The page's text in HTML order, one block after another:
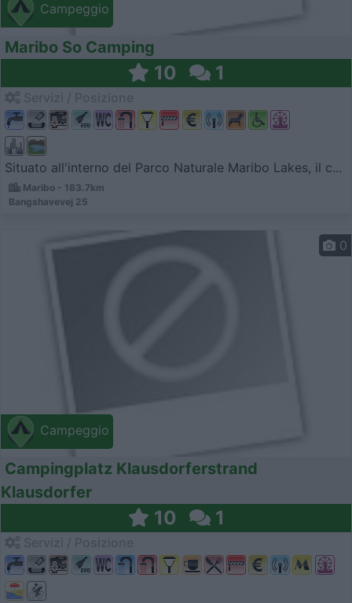
Campeggio
Maribo So Camping
10 1
Situato all'interno del Parco Naturale Maribo Lakes, il c...
Maribo - 183.7km
Bangshavevej 25
Campeggio
0
Campingplatz Klausdorferstrand
Klausdorfer
10 1